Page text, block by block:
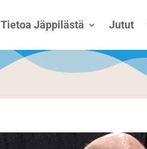
Tietoa Jäppilästä Jutut